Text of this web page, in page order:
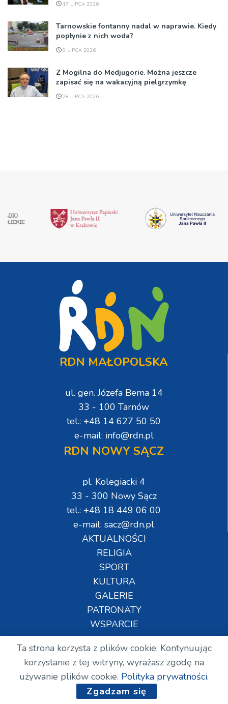
17 LIPCA 2026
Tarnowskie fontanny nadal w naprawie. Kiedy
popłynie z nich woda?
9 LIPCA 2026
Z Mogilna do Medjugorie. Można jeszcze
zapisać się na wakacyjną pielgrzymkę
28 LIPCA 2026
RDN MAŁOPOLSKA
ul. gen. Józefa Bema 14
33 - 100 Tarnów
tel.: +48 14 627 50 50
e-mail: info@rdn.pl
RDN NOWY SĄCZ
pl. Kolegiacki 4
33 - 300 Nowy Sącz
tel.: +48 18 449 06 00
e-mail: sacz@rdn.pl
AKTUALNOŚCI
RELIGIA
SPORT
KULTURA
GALERIE
PATRONATY
WSPARCIE
Copyright © Wszelkie prawa zastrzeżone. RDN.
2024.
Ta strona korzysta z plików cookie. Kontynuując
korzystanie z tej witryny, wyrażasz zgodę na
używanie plików cookie. Polityka prywatności.
Zgadzam się